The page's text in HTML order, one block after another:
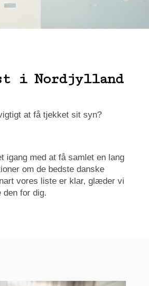
i Nordjylland
at få tjekket sit syn?
igang med at få samlet en lang
om de bedste danske
vores liste er klar, glæder vi
den for dig.